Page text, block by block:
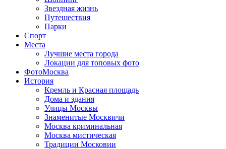
Звездная жизнь
Путешествия
Парки
Спорт
Места
Лучшие места города
Локации для топовых фото
ФотоМосква
История
Кремль и Красная площадь
Дома и здания
Улицы Москвы
Знаменитые Москвичи
Москва криминальная
Москва мистическая
Традиции Московии